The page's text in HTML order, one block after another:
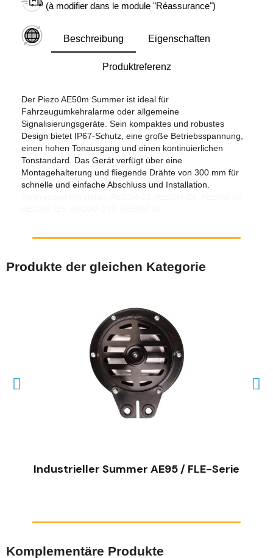
(à modifier dans le module "Réassurance")
Beschreibung Eigenschaften
Produktreferenz
Der Piezo AE50m Summer ist ideal für
Fahrzeugumkehralarme oder allgemeine
Signalisierungsgeräte. Sein kompaktes und robustes
Design bietet IP67-Schutz, eine große Betriebsspannung,
einen hohen Tonausgang und einen kontinuierlichen
Tonstandard. Das Gerät verfügt über eine
Montagehalterung und fliegende Drähte von 300 mm für
schnelle und einfache Abschluss und Installation.
Produkte der gleichen Kategorie
Industrieller Summer AE95 / FLE-Serie
Komplementäre Produkte